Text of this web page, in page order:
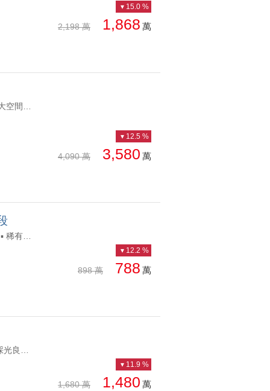
2,198 萬 1,868 萬
15.0 %
4,090 萬 3,580 萬
12.5 %
898 萬 788 萬
12.2 %
1,680 萬 1,480 萬
11.9 %